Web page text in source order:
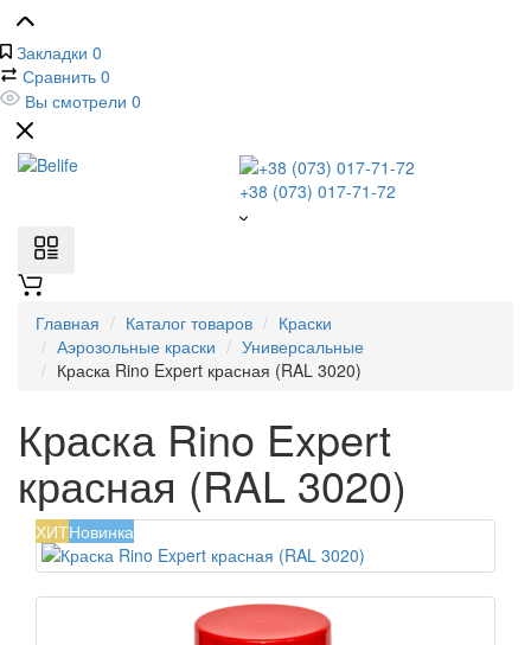
Закладки 0
Сравнить 0
Вы смотрели 0
+38 (073) 017-71-72
Главная Каталог товаров
Краски
Аэрозольные краски
Универсальные
Краска Rino Expert красная (RAL 3020)
Краска Rino Expert
красная (RAL 3020)
ХИТНовинка